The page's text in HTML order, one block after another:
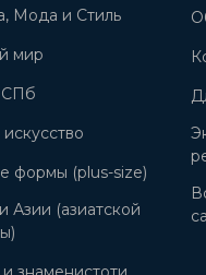
Мода и Стиль
мир
формы (plus-size)
Азии (азиатской